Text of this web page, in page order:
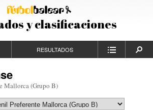
y clasificaciones
RESULTADOS
Mallorca (Grupo B)